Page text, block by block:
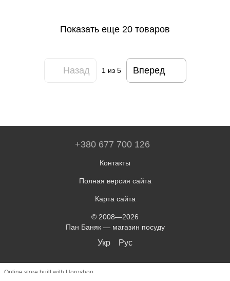
Показать еще 20 товаров
Назад 1 из 5 Вперед
+380 677 700 126
Контакты
Полная версия сайта
Карта сайта
© 2008—2026
Пан Баняк — магазин посуду
Укр Рус
Online store built with Horoshop